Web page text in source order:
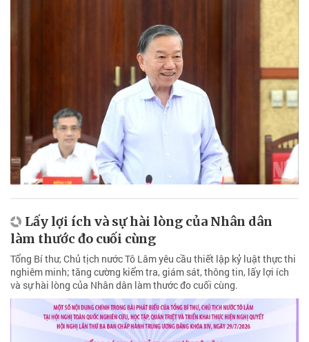
Lấy lợi ích và sự hài lòng của Nhân dân
làm thước đo cuối cùng
Tổng Bí thư, Chủ tịch nước Tô Lâm yêu cầu thiết lập kỷ luật thực thi
nghiêm minh; tăng cường kiểm tra, giám sát, thông tin, lấy lợi ích
và sự hài lòng của Nhân dân làm thước đo cuối cùng.